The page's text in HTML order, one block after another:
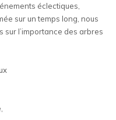
éclectiques,
sur un temps long, nous
sur l’importance des arbres